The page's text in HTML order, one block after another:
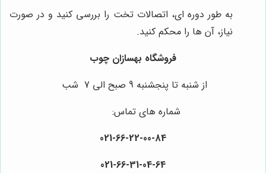
به طور دوره ای، اتصالات تخت را بررسی کنید و در صورت
نیاز، آن ها را محکم کنید.
فروشگاه بهسازان چوب
از شنبه تا پنجشنبه 9 صبح الی 7 شب
شماره های تماس:
021-66-22-00-84
021-66-31-04-64